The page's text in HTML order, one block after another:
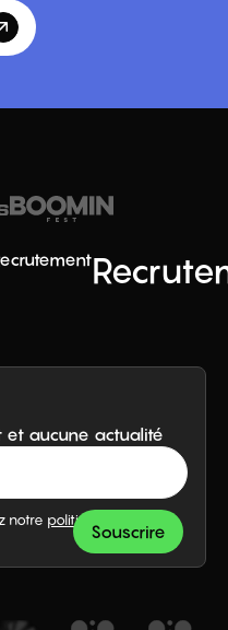
et aucune actualité
notre politique de